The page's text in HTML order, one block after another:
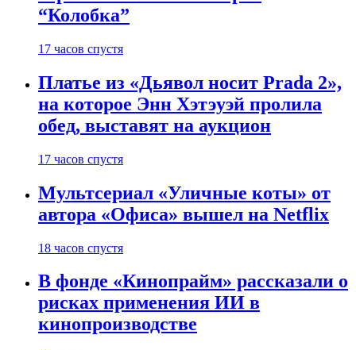
“Колобка”
17 часов спустя
Платье из «Дьявол носит Prada 2»,
на которое Энн Хэтэуэй пролила
обед, выставят на аукцион
17 часов спустя
Мультсериал «Уличные коты» от
автора «Офиса» вышел на Netflix
18 часов спустя
В фонде «Кинопрайм» рассказали о
рисках применения ИИ в
кинопроизводстве